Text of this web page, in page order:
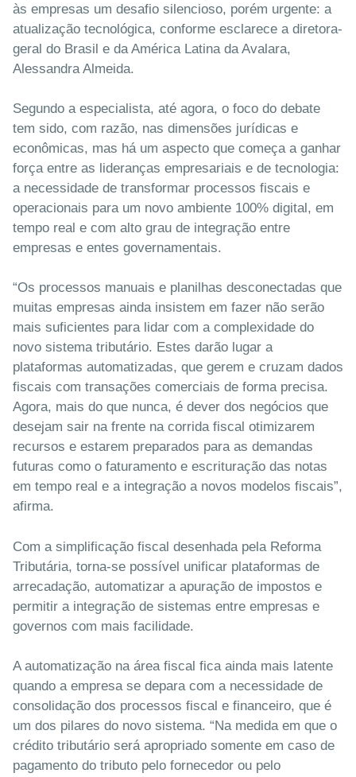
às empresas um desafio silencioso, porém urgente: a
atualização tecnológica, conforme esclarece a diretora-
geral do Brasil e da América Latina da Avalara,
Alessandra Almeida.
Segundo a especialista, até agora, o foco do debate
tem sido, com razão, nas dimensões jurídicas e
econômicas, mas há um aspecto que começa a ganhar
força entre as lideranças empresariais e de tecnologia:
a necessidade de transformar processos fiscais e
operacionais para um novo ambiente 100% digital, em
tempo real e com alto grau de integração entre
empresas e entes governamentais.
“Os processos manuais e planilhas desconectadas que
muitas empresas ainda insistem em fazer não serão
mais suficientes para lidar com a complexidade do
novo sistema tributário. Estes darão lugar a
plataformas automatizadas, que gerem e cruzam dados
fiscais com transações comerciais de forma precisa.
Agora, mais do que nunca, é dever dos negócios que
desejam sair na frente na corrida fiscal otimizarem
recursos e estarem preparados para as demandas
futuras como o faturamento e escrituração das notas
em tempo real e a integração a novos modelos fiscais”,
afirma.
Com a simplificação fiscal desenhada pela Reforma
Tributária, torna-se possível unificar plataformas de
arrecadação, automatizar a apuração de impostos e
permitir a integração de sistemas entre empresas e
governos com mais facilidade.
A automatização na área fiscal fica ainda mais latente
quando a empresa se depara com a necessidade de
consolidação dos processos fiscal e financeiro, que é
um dos pilares do novo sistema. “Na medida em que o
crédito tributário será apropriado somente em caso de
pagamento do tributo pelo fornecedor ou pelo